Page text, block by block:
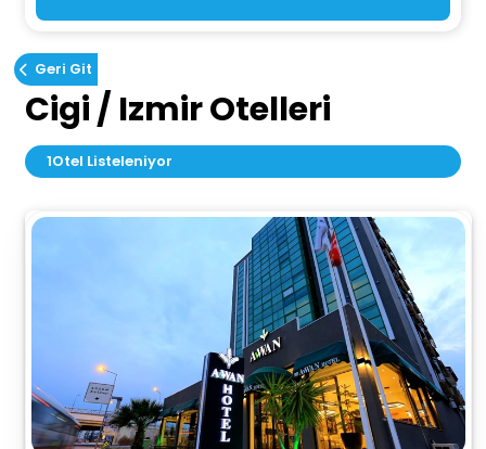
Geri Git
Cigi / Izmir Otelleri
1Otel Listeleniyor